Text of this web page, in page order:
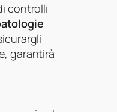
controlli
garantirà